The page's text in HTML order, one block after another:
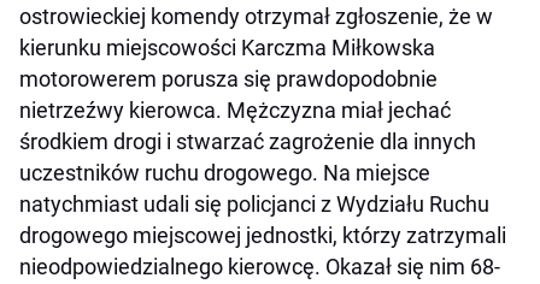
ostrowieckiej komendy otrzymał zgłoszenie, że w
kierunku miejscowości Karczma Miłkowska
motorowerem porusza się prawdopodobnie
nietrzeźwy kierowca. Mężczyzna miał jechać
środkiem drogi i stwarzać zagrożenie dla innych
uczestników ruchu drogowego. Na miejsce
natychmiast udali się policjanci z Wydziału Ruchu
drogowego miejscowej jednostki, którzy zatrzymali
nieodpowiedzialnego kierowcę. Okazał się nim 68-